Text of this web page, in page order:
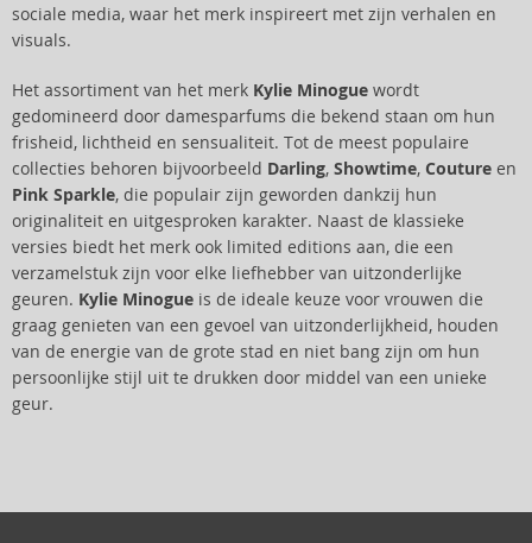
sociale media, waar het merk inspireert met zijn verhalen en
visuals.
Het assortiment van het merk Kylie Minogue wordt
gedomineerd door damesparfums die bekend staan om hun
frisheid, lichtheid en sensualiteit. Tot de meest populaire
collecties behoren bijvoorbeeld Darling, Showtime, Couture en
Pink Sparkle, die populair zijn geworden dankzij hun
originaliteit en uitgesproken karakter. Naast de klassieke
versies biedt het merk ook limited editions aan, die een
verzamelstuk zijn voor elke liefhebber van uitzonderlijke
geuren. Kylie Minogue is de ideale keuze voor vrouwen die
graag genieten van een gevoel van uitzonderlijkheid, houden
van de energie van de grote stad en niet bang zijn om hun
persoonlijke stijl uit te drukken door middel van een unieke
geur.